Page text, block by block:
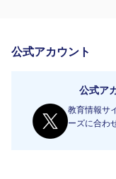
公式アカウント
公式ア
教育情報サ
ーズに合わ